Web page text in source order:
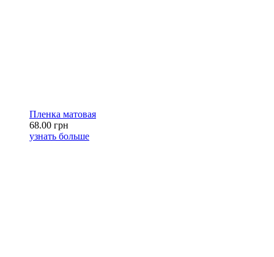
Пленка матовая
68.00 грн
узнать больше